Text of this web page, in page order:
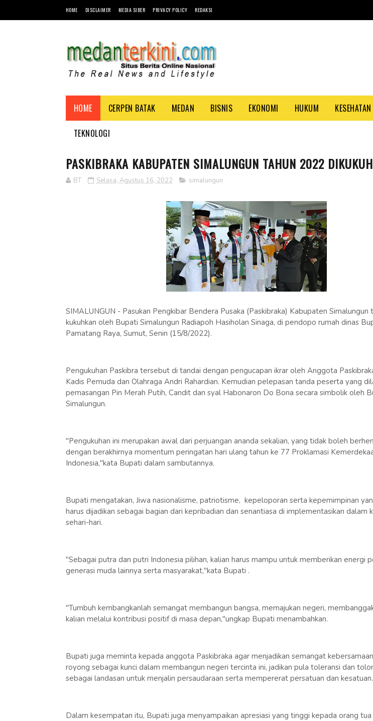
HOME DISCLAIMER MEDIA SIBER PRIVACY POLICY REDAKSI
HOME CERPEN BATAK MEDAN BISNIS EKONOMI HUKUM KESEHATAN
TEKNOLOGI
PASKIBRAKA KABUPATEN SIMALUNGUN TAHUN 2022
BT Selasa, Agustus 16, 2022 simalungun
SIMALUNGUN - Pasukan Pengkibar Bendera Pusaka (Paskibraka) Kabupaten Simalungun
kukuhkan oleh Bupati Simalungun Radiapoh Hasiholan Sinaga, di pendopo rumah dinas
Pamatang Raya, Sumut, Senin (15/8/2022).
Pengukuhan Paskibra tersebut di tandai dengan pengucapan ikrar oleh Anggota
Kadis Pemuda dan Olahraga Andri Rahardian. Kemudian pelepasan tanda peserta yang
pemasangan Pin Merah Putih, Candit dan syal Habonaron Do Bona secara simbolik oleh
Simalungun.
"Pengukuhan ini merupakan awal dari perjuangan ananda sekalian, yang tidak boleh
dengan berakhirnya momentum peringatan hari ulang tahun ke 77 Proklamasi
Indonesia,"kata Bupati dalam sambutannya.
Bupati mengatakan, Jiwa nasionalisme, patriotisme, kepeloporan serta kepemimpinan
harus dijadikan sebagai bagian dari kepribadian dan senantiasa di implementasikan dalam
sehari-hari.
"Sebagai putra dan putri Indonesia pilihan, kalian harus mampu untuk memberikan energi
generasi muda lainnya serta masyarakat,"kata Bupati .
"Tumbuh kembangkanlah semangat membangun bangsa, memajukan negeri,
kalian melalui kontribusi positif di masa depan,"ungkap Bupati menambahkan.
Bupati juga meminta kepada anggota Paskibraka agar menjadikan semangat
royong sebagai kunci dalam membangun negeri tercinta ini, jadikan pula toleransi dan
sebagai landasan untuk menjalin persaudaraan serta mempererat persatuan dan kesatuan.
Dalam kesempatan itu, Bupati juga menyampaikan apresiasi yang tinggi kepada orang tua